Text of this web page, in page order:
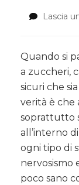
Lascia
Quando si
a zuccheri,
sicuri che
verità è che
soprattutto
all’interno
ogni tipo di
nervosismo
poco sano